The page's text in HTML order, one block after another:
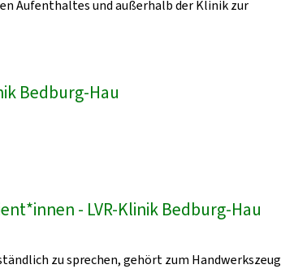
Aufenthaltes und außerhalb der Klinik zur
Bedburg-Hau
- LVR-Klinik Bedburg-Hau
zu sprechen, gehört zum Handwerkszeug